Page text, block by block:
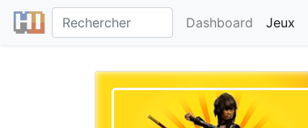
Dashboard Jeux